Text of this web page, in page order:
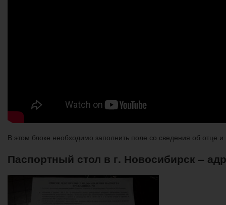
В этом блоке необходимо заполнить поле со сведения об отце
Паспортный стол в г. Новосибирск –